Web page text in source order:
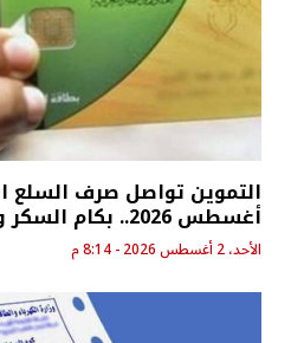
التموين تواصل صرف السلع
أغسطس 2026.. بكام السكر والزيت؟
الأحد، 2 أغسطس 2026 - 8:14 م